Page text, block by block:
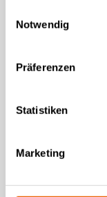
gesammelt haben.
Notwendig
Präferenzen
Statistiken
Marketing
TANA
waste